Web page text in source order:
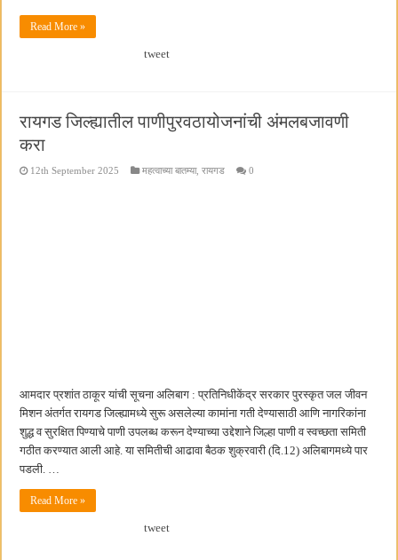
Read More »
tweet
रायगड जिल्ह्यातील पाणीपुरवठायोजनांची अंमलबजावणी
करा
12th September 2025 महत्वाच्या बातम्या,रायगड 0
आमदार प्रशांत ठाकूर यांची सूचना अलिबाग : प्रतिनिधीकेंद्र सरकार पुरस्कृत जल जीवन
मिशन अंतर्गत रायगड जिल्ह्यामध्ये सुरू असलेल्या कामांना गती देण्यासाठी आणि नागरिकांना
शुद्ध व सुरक्षित पिण्याचे पाणी उपलब्ध करून देण्याच्या उद्देशाने जिल्हा पाणी व स्वच्छता समिती
गठीत करण्यात आली आहे. या समितीची आढावा बैठक शुक्रवारी (दि.12) अलिबागमध्ये पार
पडली. …
Read More »
tweet